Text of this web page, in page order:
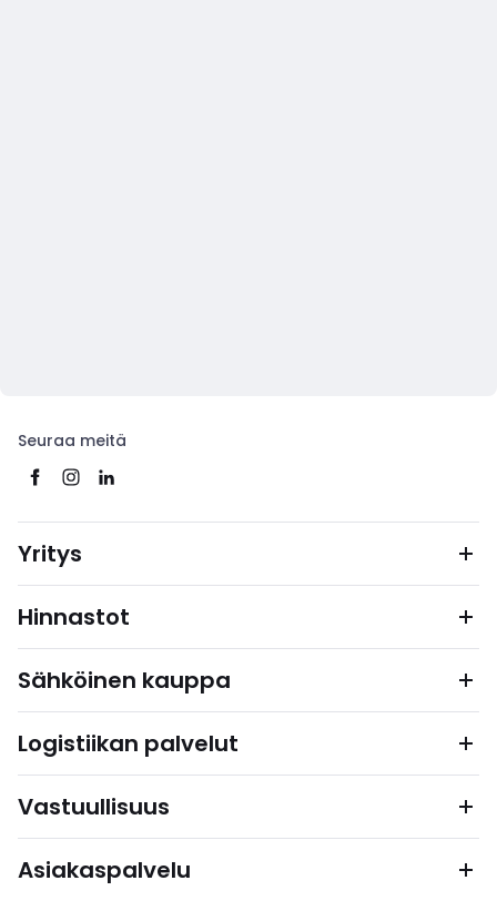
Seuraa meitä
Yritys
Hinnastot
Sähköinen kauppa
Logistiikan palvelut
Vastuullisuus
Asiakaspalvelu